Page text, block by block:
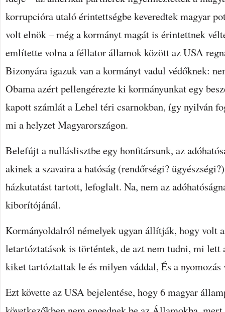
korrupcióra utaló érintettségbe keveredtek magyar
volt elnök – még a kormányt magát is érintettnek
említette volna a féllator államok között az USA
Bizonyára igazuk van a kormányt vadul védőknek:
Obama azért pellengérezte ki kormányunkat egy
kapott számlát a Lehel téri csarnokban, így nyilván
mi a helyzet Magyarországon.
Belefújt a nulláslisztbe egy honfitársunk, az
akinek a szavaira a hatóság (rendőrségi?
házkutatást tartott, lefoglalt. Na, nem az
kiborítójánál.
Kormányoldalról némelyek ugyan állítják, hogy volt
letartóztatások is történtek, de azt nem tudni, mi lett
kiket tartóztattak le és milyen váddal, És a nyomozás
Ezt követte az USA bejelentése, hogy 6 magyar